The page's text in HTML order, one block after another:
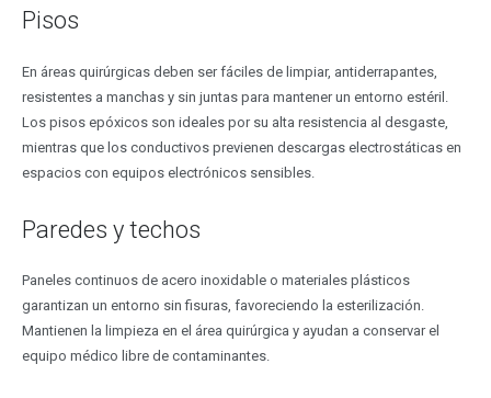
Pisos
En áreas quirúrgicas deben ser fáciles de limpiar, antiderrapantes,
resistentes a manchas y sin juntas para mantener un entorno estéril.
Los pisos epóxicos son ideales por su alta resistencia al desgaste,
mientras que los conductivos previenen descargas electrostáticas en
espacios con equipos electrónicos sensibles.
Paredes y techos
Paneles continuos de acero inoxidable o materiales plásticos
garantizan un entorno sin fisuras, favoreciendo la esterilización.
Mantienen la limpieza en el área quirúrgica y ayudan a conservar el
equipo médico libre de contaminantes.